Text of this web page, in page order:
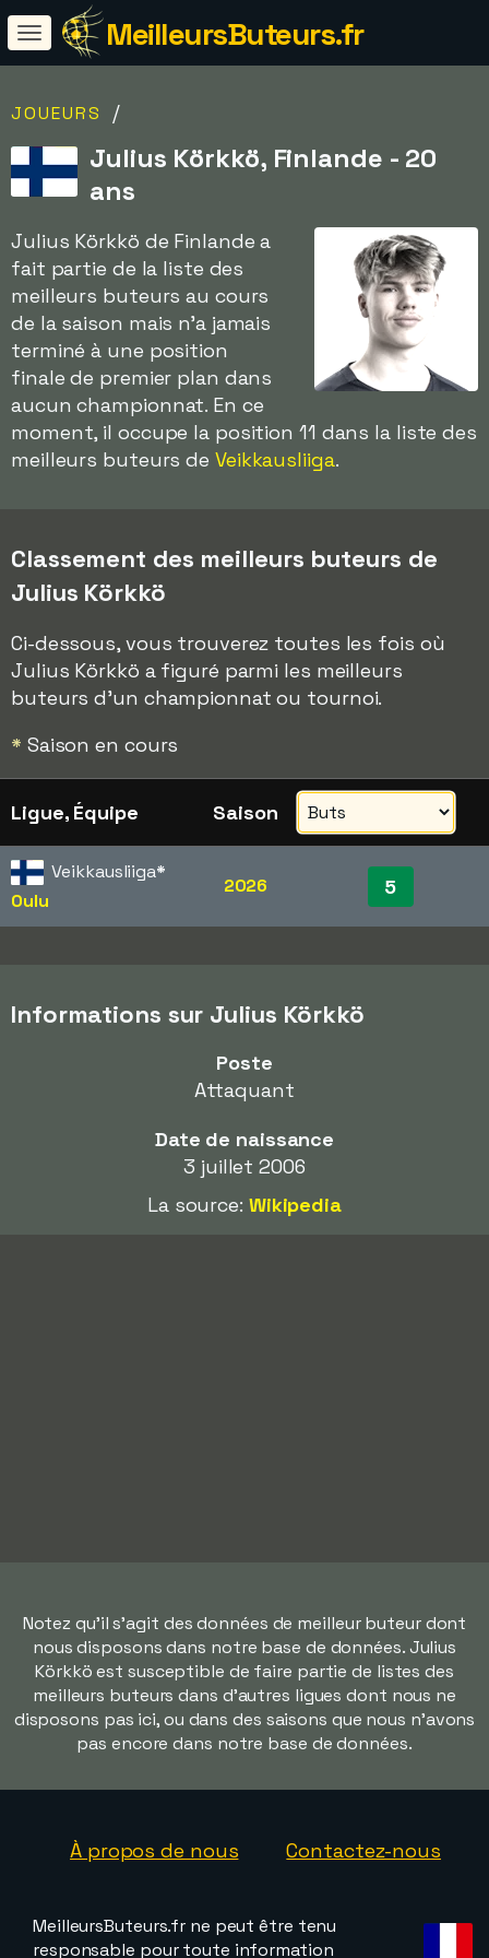
MeilleursButeurs.fr
JOUEURS /
Julius Körkkö, Finlande - 20
ans
Julius Körkkö de Finlande a
fait partie de la liste des
meilleurs buteurs au cours
de la saison mais n'a jamais
terminé à une position
finale de premier plan dans
aucun championnat. En ce
moment, il occupe la position 11 dans la liste des
meilleurs buteurs de Veikkausliiga.
Classement des meilleurs buteurs de
Julius Körkkö
Ci-dessous, vous trouverez toutes les fois où
Julius Körkkö a figuré parmi les meilleurs
buteurs d'un championnat ou tournoi.
* Saison en cours
Ligue, Équipe Saison
Veikkausliiga*
Oulu
2026 5
Informations sur Julius Körkkö
Poste
Attaquant
Date de naissance
3 juillet 2006
La source: Wikipedia
Notez qu'il s'agit des données de meilleur buteur dont
nous disposons dans notre base de données. Julius
Körkkö est susceptible de faire partie de listes des
meilleurs buteurs dans d'autres ligues dont nous ne
disposons pas ici, ou dans des saisons que nous n'avons
pas encore dans notre base de données.
À propos de nous Contactez-nous
MeilleursButeurs.fr ne peut être tenu
responsable pour toute information